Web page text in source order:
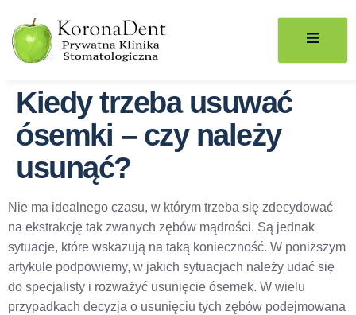
Kiedy trzeba usuwać
ósemki – czy należy
usunąć?
Nie ma idealnego czasu, w którym trzeba się zdecydować
na ekstrakcję tak zwanych zębów mądrości. Są jednak
sytuacje, które wskazują na taką konieczność. W poniższym
artykule podpowiemy, w jakich sytuacjach należy udać się
do specjalisty i rozważyć usunięcie ósemek. W wielu
przypadkach decyzja o usunięciu tych zębów podejmowana